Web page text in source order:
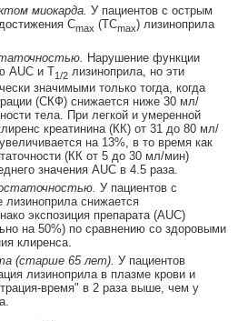
миокарда. У пациентов с острым
Сmax (ТСmax) лизиноприла
Нарушение функции
AUC и Т1/2 лизиноприла, но эти
значимыми только тогда, когда
(СКФ) снижается ниже 30 мл/
тела. При легкой и умеренной
креатинина (КК) от 31 до 80 мл/
на 13%, в то время как
(КК от 5 до 30 мл/мин)
значения AUC в 4.5 раза.
У пациентов с
лизиноприла снижается
экспозиция препарата (AUC)
на 50%) по сравнению со здоровыми
клиренса.
(старше 65 лет). У пациентов
лизиноприла в плазме крови и
время" в 2 раза выше, чем у